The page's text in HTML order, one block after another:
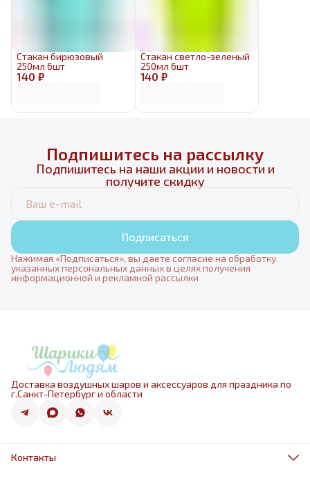
140 ₽
Стакан бирюзовый
250мл 6шт
140 ₽
Стакан светло-зеленый
250мл 6шт
Подпишитесь на рассылку
Подпишитесь на наши акции и новости и
получите скидку
Подписаться
Нажимая «Подписаться», вы даете согласие на обработку
указанных персональных данных в целях получения
информационной и рекламной рассылки
Доставка воздушных шаров и аксессуаров для праздника по
г.Санкт-Петербург и области
Контакты